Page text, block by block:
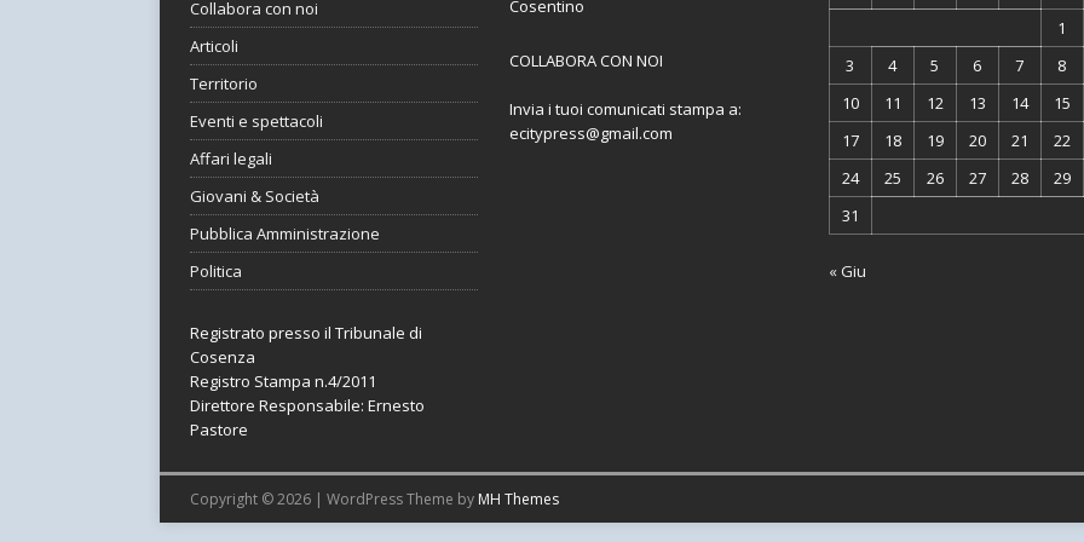
Collabora con noi
Articoli
Territorio
Eventi e spettacoli
Affari legali
Giovani & Società
Pubblica Amministrazione
Politica
Registrato presso il Tribunale di
Cosenza
Registro Stampa n.4/2011
Direttore Responsabile: Ernesto
Pastore
Cosentino
COLLABORA CON NOI
Invia i tuoi comunicati stampa a:
ecitypress@gmail.com
1
3
4 5 6 7 8
10
11 12 13 14 15
17
18 19 20 21 22
24
25 26 27 28 29
31
« Giu
Copyright © 2026 | WordPress Theme by MH Themes